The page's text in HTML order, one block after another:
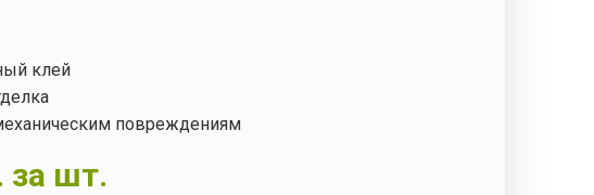
клей
повреждениям
за шт.